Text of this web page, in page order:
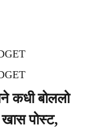
कधी बोललो
खास पोस्ट,